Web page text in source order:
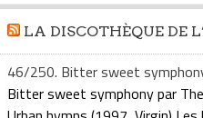
LA DISCOTHÈQUE DE
46/250. Bitter sweet
Bitter sweet symphony par The